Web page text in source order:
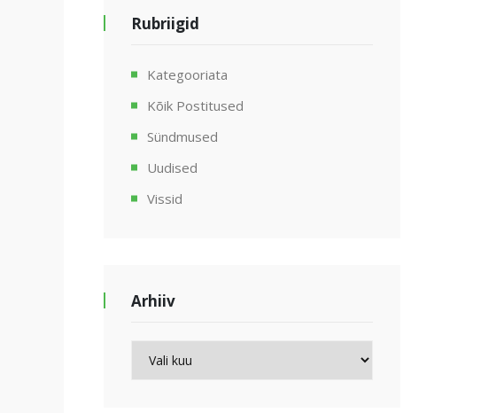
Rubriigid
Kategooriata
Kõik Postitused
Sündmused
Uudised
Vissid
Arhiiv